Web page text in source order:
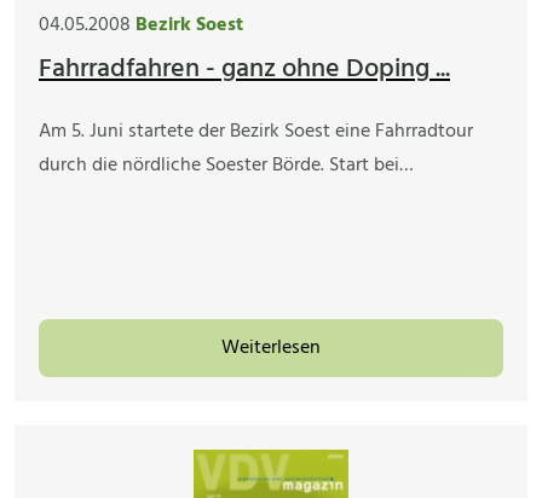
04.05.2008 Bezirk Soest
Fahrradfahren - ganz ohne Doping ...
Am 5. Juni startete der Bezirk Soest eine Fahrradtour
durch die nördliche Soester Börde. Start bei…
Weiterlesen